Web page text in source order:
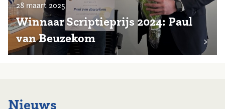
28 maart 2025
Winnaar Scriptieprijs 2024: Paul
van Beuzekom
Nieuws